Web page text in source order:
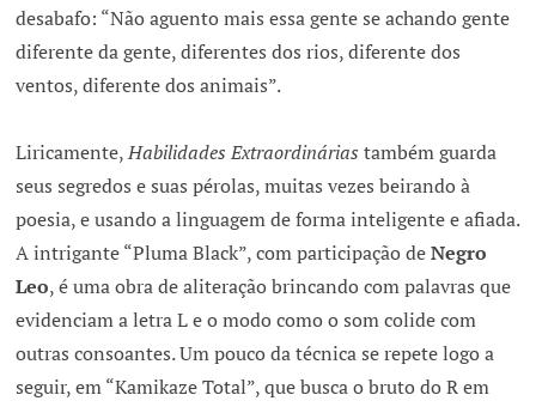
desabafo: “Não aguento mais essa gente se achando gente
diferente da gente, diferentes dos rios, diferente dos
ventos, diferente dos animais”.
Liricamente,Habilidades Extraordinárias também guarda
seus segredos e suas pérolas, muitas vezes beirando à
poesia, e usando a linguagem de forma inteligente e afiada.
A intrigante “Pluma Black”, com participação deNegro
Leo, é uma obra de aliteração brincando com palavras que
evidenciam a letra L e o modo como o som colide com
outras consoantes. Um pouco da técnica se repete logo a
seguir, em “Kamikaze Total”, que busca o bruto do R em